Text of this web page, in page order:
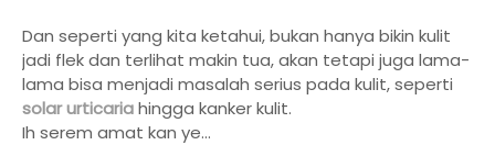
Dan seperti yang kita ketahui, bukan hanya bikin kulit
jadi flek dan terlihat makin tua, akan tetapi juga lama-
lama bisa menjadi masalah serius pada kulit, seperti
solar urticariahingga kanker kulit.
Ih serem amat kan ye...